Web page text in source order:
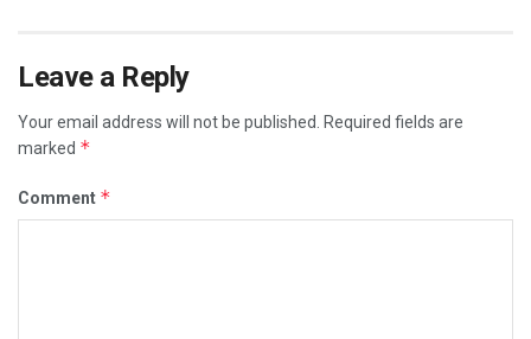
Leave a Reply
Your email address will not be published. Required fields are
marked *
Comment *